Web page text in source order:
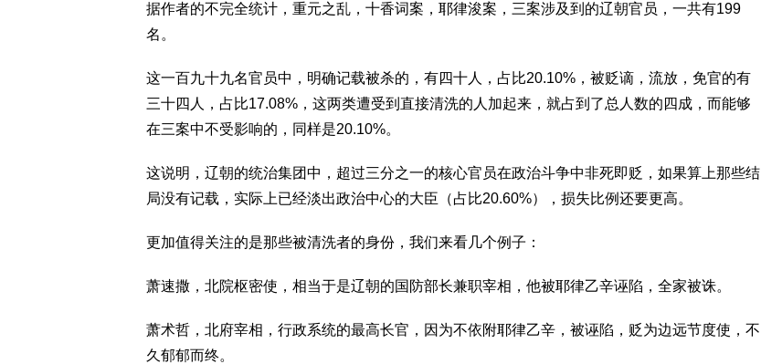
据作者的不完全统计，重元之乱，十香词案，耶律浚案，三案涉及到的辽朝官员，一共有199
名。
这一百九十九名官员中，明确记载被杀的，有四十人，占比20.10%，被贬谪，流放，免官的有
三十四人，占比17.08%，这两类遭受到直接清洗的人加起来，就占到了总人数的四成，而能够
在三案中不受影响的，同样是20.10%。
这说明，辽朝的统治集团中，超过三分之一的核心官员在政治斗争中非死即贬，如果算上那些结
局没有记载，实际上已经淡出政治中心的大臣（占比20.60%），损失比例还要更高。
更加值得关注的是那些被清洗者的身份，我们来看几个例子：
萧速撒，北院枢密使，相当于是辽朝的国防部长兼职宰相，他被耶律乙辛诬陷，全家被诛。
萧术哲，北府宰相，行政系统的最高长官，因为不依附耶律乙辛，被诬陷，贬为边远节度使，不
久郁郁而终。